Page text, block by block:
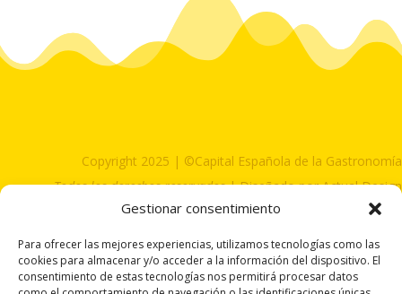
Gestionar consentimiento
Para ofrecer las mejores experiencias, utilizamos tecnologías como las
cookies para almacenar y/o acceder a la información del dispositivo. El
consentimiento de estas tecnologías nos permitirá procesar datos
Copyright 2025 | ©Capital Española de la Gastronomía
Todos los derechos reservados| Diseñado por Actual Design